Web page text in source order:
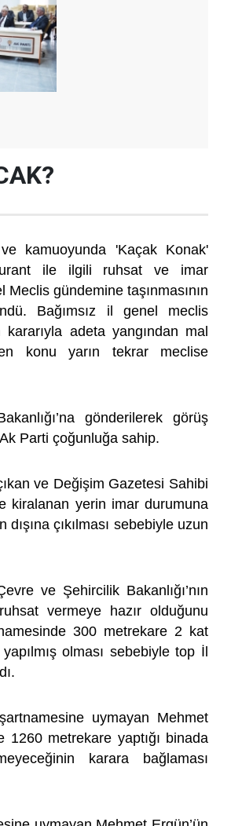
kamuoyunda 'Kaçak Konak'
ile ilgili ruhsat ve imar
Meclis gündemine taşınmasının
Bağımsız il genel meclis
adeta yangından mal
konu yarın tekrar meclise
gönderilerek görüş
Parti çoğunluğa sahip.
ve Değişim Gazetesi Sahibi
kiralanan yerin imar durumuna
dışına çıkılması sebebiyle uzun
ve Şehircilik Bakanlığı’nın
vermeye hazır olduğunu
300 metrekare 2 kat
olması sebebiyle top İl
uymayan Mehmet
metrekare yaptığı binada
karara bağlaması